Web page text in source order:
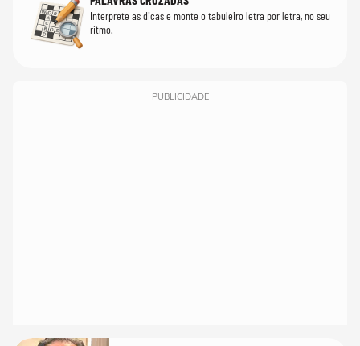
Interprete as dicas e monte o tabuleiro letra por letra, no seu
ritmo.
PUBLICIDADE